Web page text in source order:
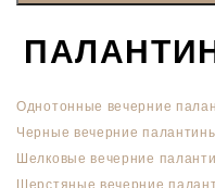
Однотонные вечерние
Черные вечерние
Шелковые вечерние
Шерстяные вечерние